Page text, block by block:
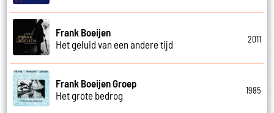
Frank Boeijen
Het geluid van een andere tijd
2011
Frank Boeijen Groep
Het grote bedrog
1985